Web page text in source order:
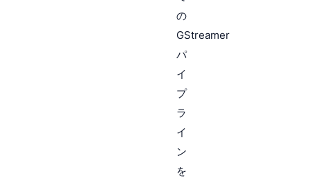
の
GStreamer
パ
イ
プ
ラ
イ
ン
を